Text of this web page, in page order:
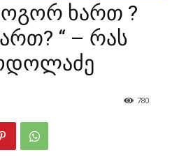
ხართ ?
“ – რას
780